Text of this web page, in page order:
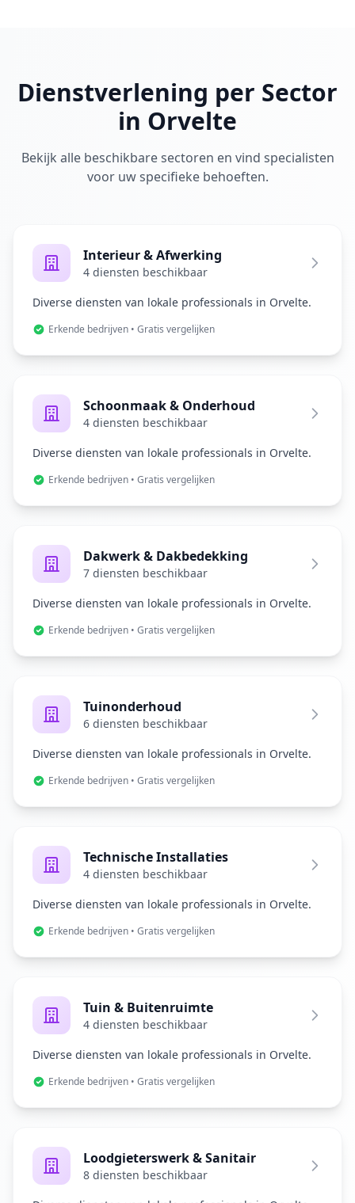
Dienstverlening per Sector
in Orvelte
Bekijk alle beschikbare sectoren en vind specialisten
voor uw specifieke behoeften.
Interieur & Afwerking
4 diensten beschikbaar
Diverse diensten van lokale professionals in Orvelte.
Erkende bedrijven • Gratis vergelijken
Schoonmaak & Onderhoud
4 diensten beschikbaar
Diverse diensten van lokale professionals in Orvelte.
Erkende bedrijven • Gratis vergelijken
Dakwerk & Dakbedekking
7 diensten beschikbaar
Diverse diensten van lokale professionals in Orvelte.
Erkende bedrijven • Gratis vergelijken
Tuinonderhoud
6 diensten beschikbaar
Diverse diensten van lokale professionals in Orvelte.
Erkende bedrijven • Gratis vergelijken
Technische Installaties
4 diensten beschikbaar
Diverse diensten van lokale professionals in Orvelte.
Erkende bedrijven • Gratis vergelijken
Tuin & Buitenruimte
4 diensten beschikbaar
Diverse diensten van lokale professionals in Orvelte.
Erkende bedrijven • Gratis vergelijken
Loodgieterswerk & Sanitair
8 diensten beschikbaar